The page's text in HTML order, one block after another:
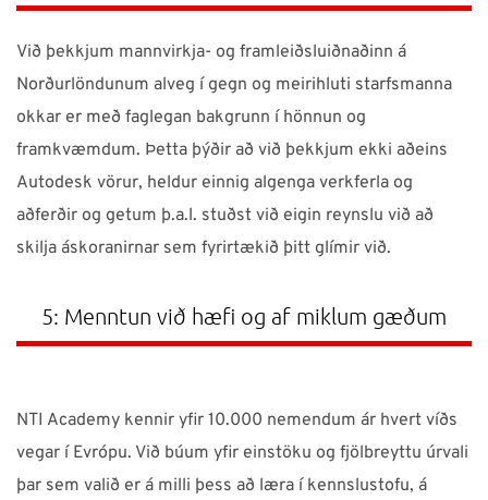
Við þekkjum mannvirkja- og framleiðsluiðnaðinn á
Norðurlöndunum alveg í gegn og meirihluti starfsmanna
okkar er með faglegan bakgrunn í hönnun og
framkvæmdum. Þetta þýðir að við þekkjum ekki aðeins
Autodesk vörur, heldur einnig algenga verkferla og
aðferðir og getum þ.a.l. stuðst við eigin reynslu við að
skilja áskoranirnar sem fyrirtækið þitt glímir við.
5: Menntun við hæfi og af miklum gæðum
NTI Academy kennir yfir 10.000 nemendum ár hvert víðs
vegar í Evrópu. Við búum yfir einstöku og fjölbreyttu úrvali
þar sem valið er á milli þess að læra í kennslustofu, á